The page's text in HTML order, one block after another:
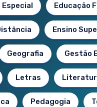
Especial Educação
Ensino
Geografia Gestão
Letras
Pedagogia